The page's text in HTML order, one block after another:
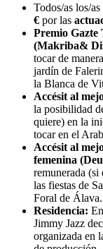
Todos/as los/
€ por las
Premio
(Makriba&
tocar de
jardín de
la Blanca de
Accésit al
la posibilidad
quiere) en la
tocar en el
Accésit al
femenina
remunerada (si
las fiestas de
Foral de Álava.
Residencia:
Jimmy Jazz
organizada en